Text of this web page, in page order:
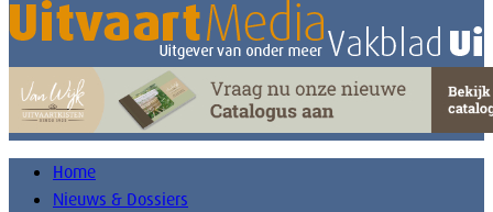
Home
Nieuws & Dossiers